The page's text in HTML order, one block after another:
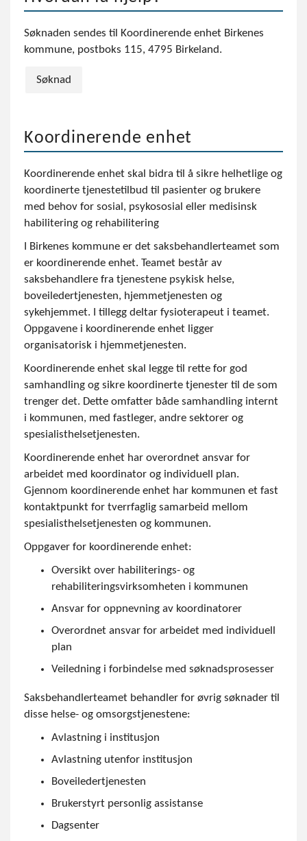
Søknaden sendes til Koordinerende enhet Birkenes
kommune, postboks 115, 4795 Birkeland.
Søknad
Koordinerende enhet
Koordinerende enhet skal bidra til å sikre helhetlige og
koordinerte tjenestetilbud til pasienter og brukere
med behov for sosial, psykososial eller medisinsk
habilitering og rehabilitering
I Birkenes kommune er det saksbehandlerteamet som
er koordinerende enhet. Teamet består av
saksbehandlere fra tjenestene psykisk helse,
boveiledertjenesten, hjemmetjenesten og
sykehjemmet. I tillegg deltar fysioterapeut i teamet.
Oppgavene i koordinerende enhet ligger
organisatorisk i hjemmetjenesten.
Koordinerende enhet skal legge til rette for god
samhandling og sikre koordinerte tjenester til de som
trenger det. Dette omfatter både samhandling internt
i kommunen, med fastleger, andre sektorer og
spesialisthelsetjenesten.
Koordinerende enhet har overordnet ansvar for
arbeidet med koordinator og individuell plan.
Gjennom koordinerende enhet har kommunen et fast
kontaktpunkt for tverrfaglig samarbeid mellom
spesialisthelsetjenesten og kommunen.
Oppgaver for koordinerende enhet:
Oversikt over habiliterings- og
rehabiliteringsvirksomheten i kommunen
Ansvar for oppnevning av koordinatorer
Overordnet ansvar for arbeidet med individuell
plan
Veiledning i forbindelse med søknadsprosesser
Saksbehandlerteamet behandler for øvrig søknader til
disse helse- og omsorgstjenestene:
Avlastning i institusjon
Avlastning utenfor institusjon
Boveiledertjenesten
Brukerstyrt personlig assistanse
Dagsenter